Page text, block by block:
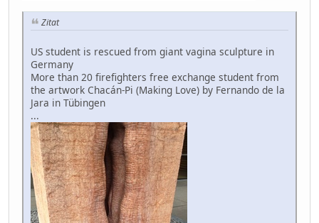
Zitat
US student is rescued from giant vagina sculpture in
Germany
More than 20 firefighters free exchange student from
the artwork Chacán-Pi (Making Love) by Fernando de la
Jara in Tübingen
...